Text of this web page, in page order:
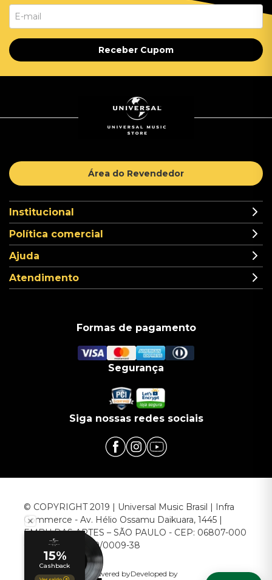
Receber Cupom
Área do Revendedor
Institucional
Política comercial
Ajuda
Atendimento
Formas de pagamento
Segurança
Siga nossas redes sociais
© COPYRIGHT 2019 | Universal Music Brasil | Infra
Commerce - Av. Hélio Ossamu Daikuara, 1445 |
EMBU DAS ARTES – SÃO PAULO - CEP: 06807-000
CNPJ: 00.952.789/0009-38
Powered byDeveloped by